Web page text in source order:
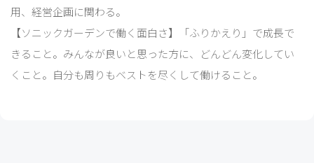
用、経営企画に関わる。
【ソニックガーデンで働く面白さ】「ふりかえり」で成長で
きること。みんなが良いと思った方に、どんどん変化してい
くこと。自分も周りもベストを尽くして働けること。